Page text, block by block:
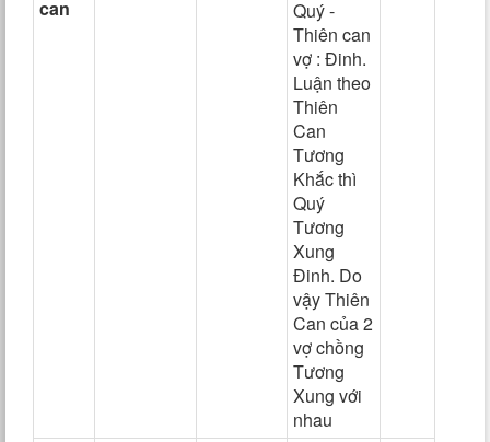
can
Quý -
Thiên can
vợ : Đinh.
Luận theo
Thiên
Can
Tương
Khắc thì
Quý
Tương
Xung
Đinh. Do
vậy Thiên
Can của 2
vợ chồng
Tương
Xung với
nhau